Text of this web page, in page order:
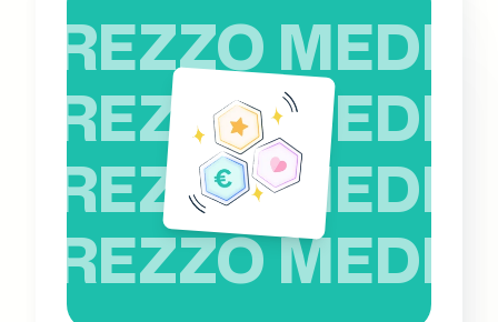
PREZZO MEDIO
PREZZO MEDIO
PREZZO MEDIO
PREZZO MEDIO